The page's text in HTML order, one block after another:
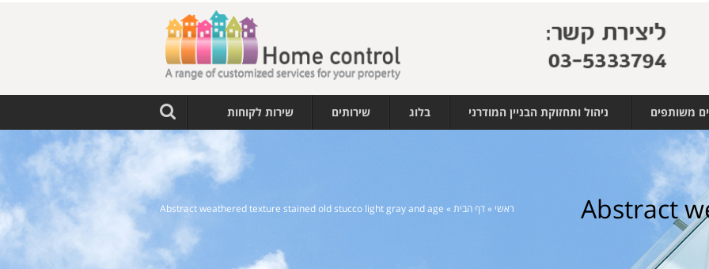
משותפים ניהול ותחזוקת הבניין המודרני בלוג שירותים שירות לקוחות
Abstract ראשי »דף הבית»
Abstract weathered texture stained old stucco light gray and age